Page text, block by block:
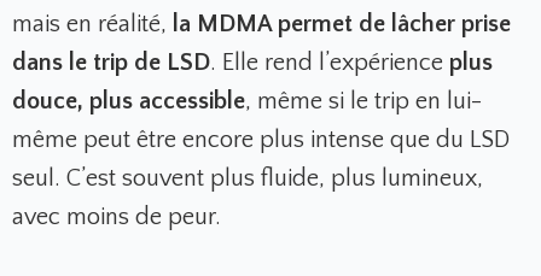
mais en réalité, la MDMA permet de lâcher prise
dans le trip de LSD. Elle rend l’expérience plus
douce, plus accessible, même si le trip en lui-
même peut être encore plus intense que du LSD
seul. C’est souvent plus fluide, plus lumineux,
avec moins de peur.